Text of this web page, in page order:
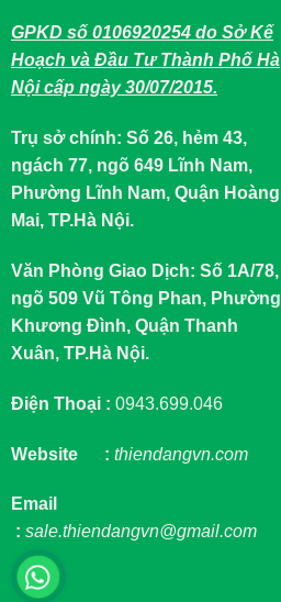
GPKD số 0106920254 do Sở Kế
Hoạch và Đầu Tư Thành Phố Hà
Nội cấp ngày 30/07/2015.
Trụ sở chính: Số 26, hẻm 43,
ngách 77, ngõ 649 Lĩnh Nam,
Phường Lĩnh Nam, Quận Hoàng
Mai, TP.Hà Nội.
Văn Phòng Giao Dịch: Số 1A/78,
ngõ 509 Vũ Tông Phan, Phường
Khương Đình, Quận Thanh
Xuân, TP.Hà Nội.
Điện Thoại : 0943.699.046
Website : thiendangvn.com
Email
: sale.thiendangvn@gmail.com